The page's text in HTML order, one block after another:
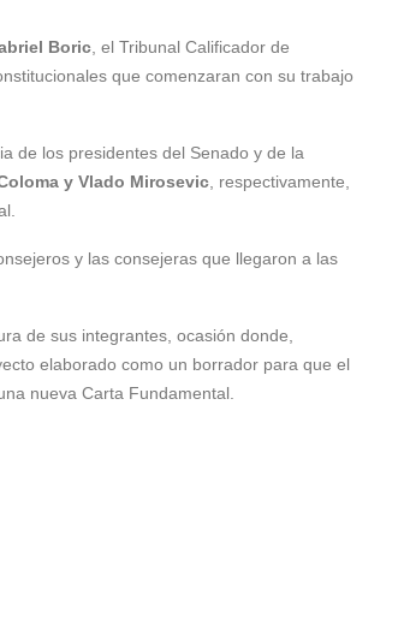
Boric, el Tribunal Calificador de
que comenzaran con su trabajo
de los presidentes del Senado y de la
y Vlado Mirosevic, respectivamente,
y las consejeras que llegaron a las
de sus integrantes, ocasión donde,
elaborado como un borrador para que el
nueva Carta Fundamental.